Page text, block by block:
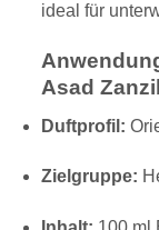
ideal für
Asad
Duftprofil:
Zielgruppe: